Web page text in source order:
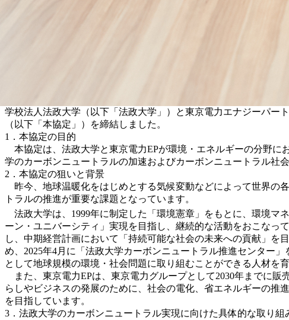
学校法人法政大学（以下「法政大学」）と東京電力エナジーパー
（以下「本協定」）を締結しました。
1．本協定の目的
本協定は、法政大学と東京電力EPが環境・エネルギーの分野に
学のカーボンニュートラルの加速およびカーボンニュートラル社
2．本協定の狙いと背景
昨今、地球温暖化をはじめとする気候変動などによって世界の
トラルの推進が重要な課題となっています。
法政大学は、1999年に制定した「環境憲章」をもとに、環境マ
ーン・ユニバーシティ」実現を目指し、継続的な活動をおこなっ
し、中期経営計画において「持続可能な社会の未来への貢献」
め、2025年4月に「法政大学カーボンニュートラル推進センター
として地球規模の環境・社会問題に取り組むことができる人材を
また、東京電力EPは、東京電力グループとして2030年までに販
らしやビジネスの発展のために、社会の電化、省エネルギーの推
を目指しています。
3．法政大学のカーボンニュートラル実現に向けた具体的な取り組